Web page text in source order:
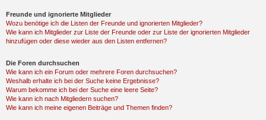
Freunde und ignorierte Mitglieder
Wozu benötige ich die Listen der Freunde und ignorierten Mitglieder?
Wie kann ich Mitglieder zur Liste der Freunde oder zur Liste der ignorierten Mitglieder
hinzufügen oder diese wieder aus den Listen entfernen?
Die Foren durchsuchen
Wie kann ich ein Forum oder mehrere Foren durchsuchen?
Weshalb erhalte ich bei der Suche keine Ergebnisse?
Warum bekomme ich bei der Suche eine leere Seite?
Wie kann ich nach Mitgliedern suchen?
Wie kann ich meine eigenen Beiträge und Themen finden?